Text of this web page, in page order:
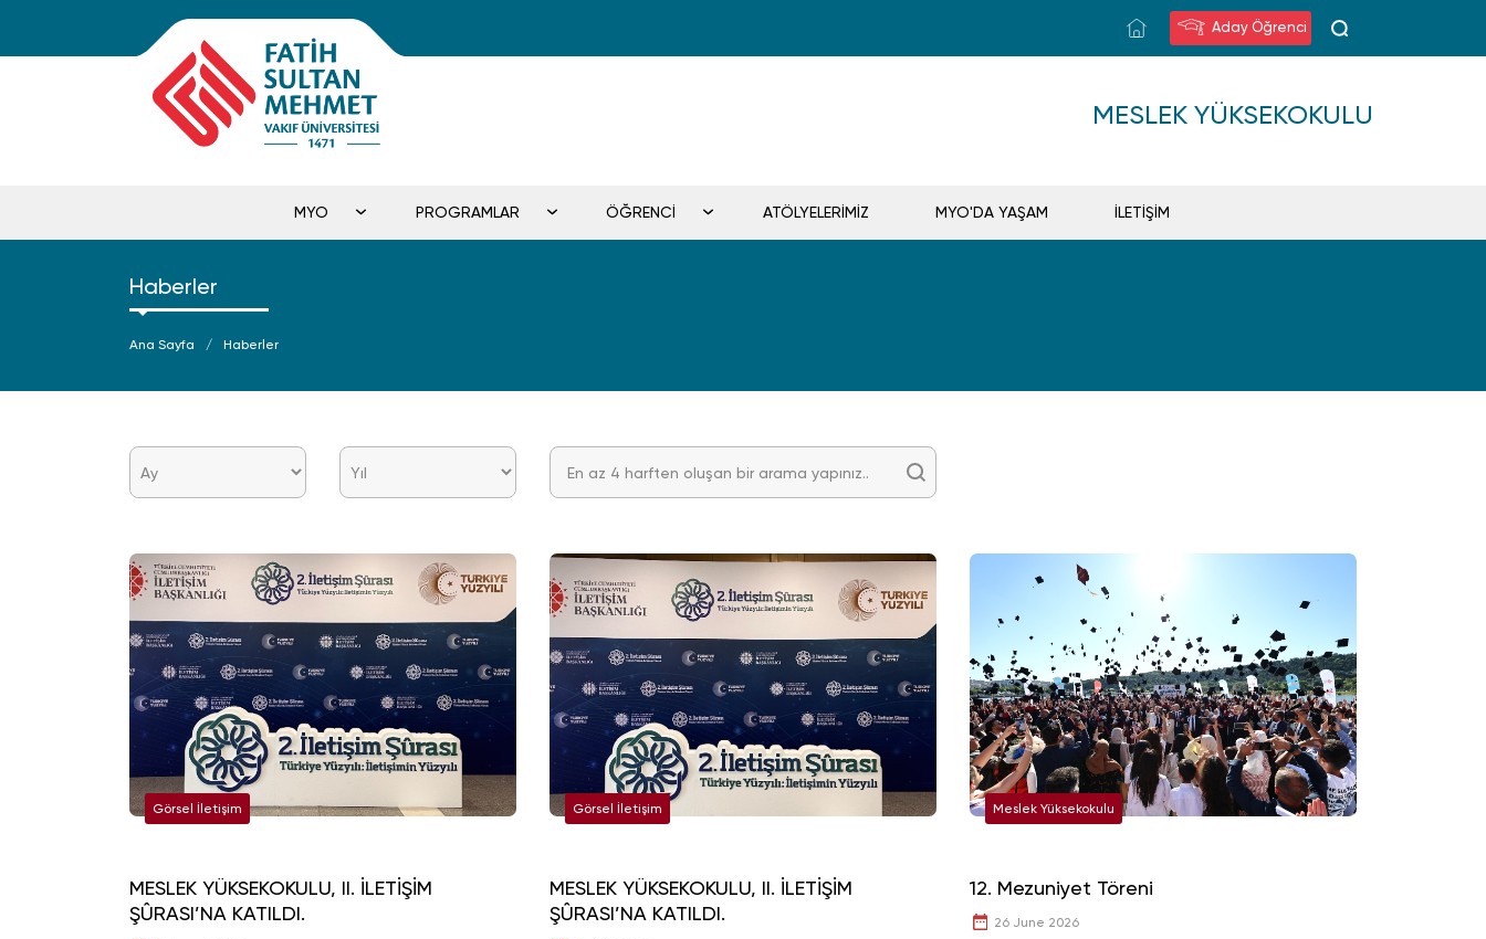
Aday Öğrenci
MESLEK YÜKSEKOKULU
MYO PROGRAMLAR ÖĞRENCİ ATÖLYELERİMİZ MYO'DA YAŞAM İLETİŞİM
Haberler
Ana Sayfa Haberler
Görsel İletişim
MESLEK YÜKSEKOKULU, II. İLETİŞİM
ŞÛRASI’NA KATILDI.
Görsel İletişim
MESLEK YÜKSEKOKULU, II. İLETİŞİM
ŞÛRASI’NA KATILDI.
Meslek Yüksekokulu
12. Mezuniyet Töreni
26 June 2026